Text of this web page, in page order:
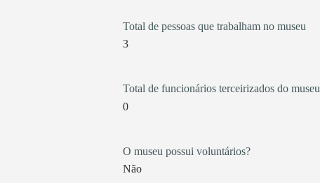
Total de pessoas que trabalham no museu
3
Total de funcionários terceirizados do museu
0
O museu possui voluntários?
Não